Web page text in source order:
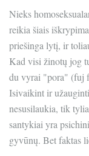
Nieks
reikia šiais
priešinga lytį, ir
Kad visi žinotų jog
du vyrai "pora" (fuj
Isivaikint ir
nesusilaukia, tik
santykiai yra
gyvūnų. Bet faktas